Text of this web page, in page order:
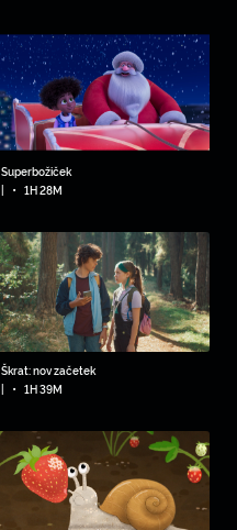
Superbožiček
|
• 1H 28M
Škrat: nov začetek
|
• 1H 39M